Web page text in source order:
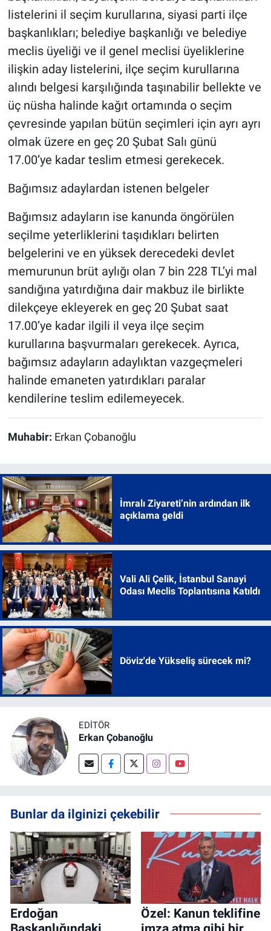
listelerini il seçim kurullarına, siyasi parti ilçe
başkanlıkları; belediye başkanlığı ve belediye
meclis üyeliği ve il genel meclisi üyeliklerine
ilişkin aday listelerini, ilçe seçim kurullarına
alındı belgesi karşılığında taşınabilir bellekte ve
üç nüsha halinde kağıt ortamında o seçim
çevresinde yapılan bütün seçimleri için ayrı ayrı
olmak üzere en geç 20 Şubat Salı günü
17.00’ye kadar teslim etmesi gerekecek.
Bağımsız adaylardan istenen belgeler
Bağımsız adayların ise kanunda öngörülen
seçilme yeterliklerini taşıdıkları belirten
belgelerini ve en yüksek derecedeki devlet
memurunun brüt aylığı olan 7 bin 228 TL’yi mal
sandığına yatırdığına dair makbuz ile birlikte
dilekçeye ekleyerek en geç 20 Şubat saat
17.00’ye kadar ilgili il veya ilçe seçim
kurullarına başvurmaları gerekecek. Ayrıca,
bağımsız adayların adaylıktan vazgeçmeleri
halinde emaneten yatırdıkları paralar
kendilerine teslim edilemeyecek.
Muhabir: Erkan Çobanoğlu
İmralı Ziyareti’nin ardından ilk
açıklama geldi
Vali Ali Çelik, İstanbul Sanayi
Odası Meclis Toplantısına Katıldı
Döviz'de Yükseliş sürecek mi?
EDITÖR
Erkan Çobanoğlu
Bunlar da ilginizi çekebilir
Erdoğan
Özel: Kanun teklifine